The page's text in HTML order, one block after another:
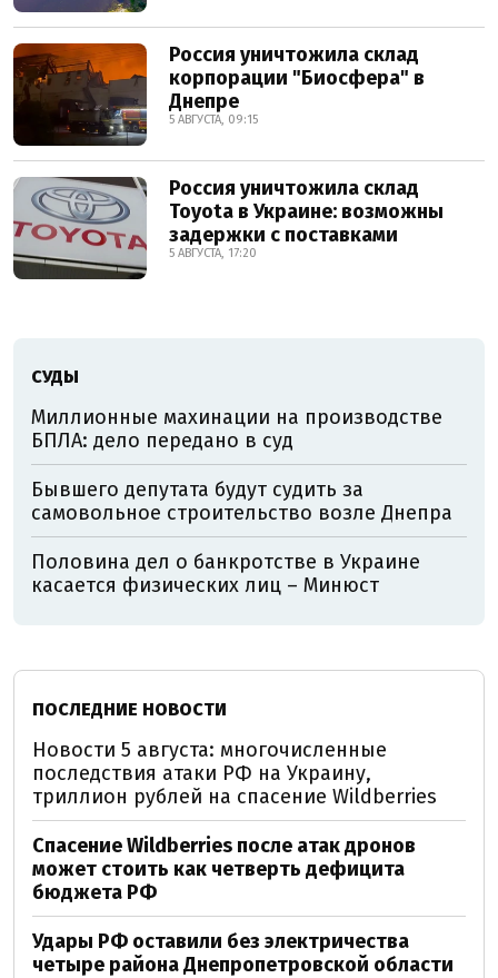
Россия уничтожила склад
корпорации "Биосфера" в
Днепре
5 АВГУСТА, 09:15
Россия уничтожила склад
Toyota в Украине: возможны
задержки с поставками
5 АВГУСТА, 17:20
СУДЫ
Миллионные махинации на производстве
БПЛА: дело передано в суд
Бывшего депутата будут судить за
самовольное строительство возле Днепра
Половина дел о банкротстве в Украине
касается физических лиц – Минюст
ПОСЛЕДНИЕ НОВОСТИ
Новости 5 августа: многочисленные
последствия атаки РФ на Украину,
триллион рублей на спасение Wildberries
Спасение Wildberries после атак дронов
может стоить как четверть дефицита
бюджета РФ
Удары РФ оставили без электричества
четыре района Днепропетровской области